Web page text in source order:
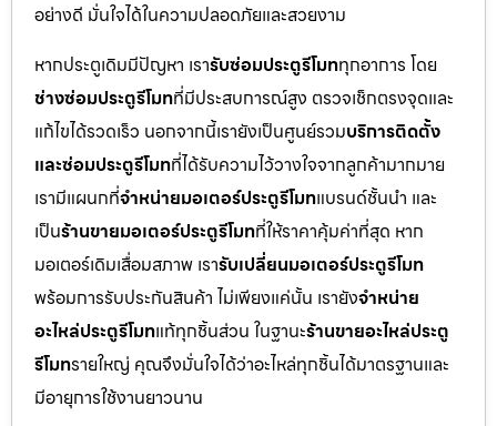
อย่างดี มั่นใจได้ในความปลอดภัยและสวยงาม
หากประตูเดิมมีปัญหา เรารับซ่อมประตูรีโมททุกอาการ โดย
ช่างซ่อมประตูรีโมทที่มีประสบการณ์สูง ตรวจเช็กตรงจุดและ
แก้ไขได้รวดเร็ว นอกจากนี้เรายังเป็นศูนย์รวมบริการติดตั้ง
และซ่อมประตูรีโมทที่ได้รับความไว้วางใจจากลูกค้ามากมาย
เรามีแผนกที่จำหน่ายมอเตอร์ประตูรีโมทแบรนด์ชั้นนำ และ
เป็นร้านขายมอเตอร์ประตูรีโมทที่ให้ราคาคุ้มค่าที่สุด หาก
มอเตอร์เดิมเสื่อมสภาพ เรารับเปลี่ยนมอเตอร์ประตูรีโมท
พร้อมการรับประกันสินค้า ไม่เพียงแค่นั้น เรายังจำหน่าย
อะไหล่ประตูรีโมทแท้ทุกชิ้นส่วน ในฐานะร้านขายอะไหล่ประตู
รีโมทรายใหญ่ คุณจึงมั่นใจได้ว่าอะไหล่ทุกชิ้นได้มาตรฐานและ
มีอายุการใช้งานยาวนาน